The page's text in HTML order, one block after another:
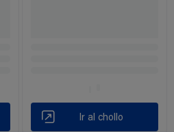
Ir al chollo